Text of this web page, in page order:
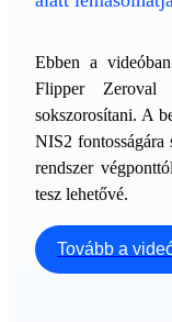
Ebben a
Flipper Zeroval
sokszorosítani. A
NIS2
rendszer
tesz lehetővé.
Tovább a